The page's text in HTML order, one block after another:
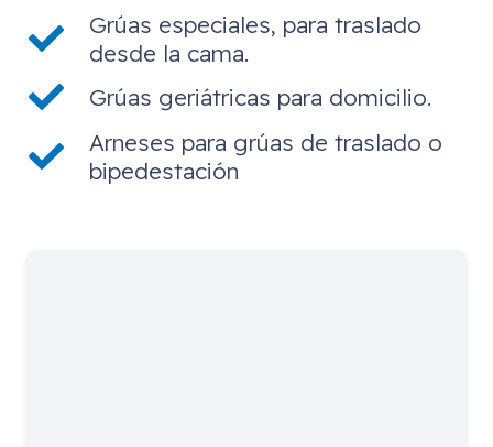
Grúas especiales, para traslado
desde la cama.
Grúas geriátricas para domicilio.
Arneses para grúas de traslado o
bipedestación